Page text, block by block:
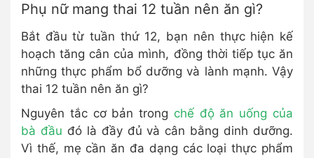
Phụ nữ mang thai 12 tuần nên ăn gì?
Bắt đầu từ tuần thứ 12, bạn nên thực hiện kế
hoạch tăng cân của mình, đồng thời tiếp tục ăn
những thực phẩm bổ dưỡng và lành mạnh. Vậy
thai 12 tuần nên ăn gì?
Nguyên tắc cơ bản trong chế độ ăn uống của
bà đầu đó là đầy đủ và cân bằng dinh dưỡng.
Vì thế, mẹ cần ăn đa dạng các loại thực phẩm